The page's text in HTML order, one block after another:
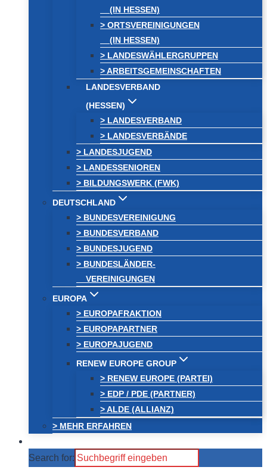
(IN HESSEN)
> ORTSVEREINIGUNGEN
(IN HESSEN)
> LANDESWÄHLERGRUPPEN
> ARBEITSGEMEINSCHAFTEN
LANDESVERBAND
(HESSEN)
> LANDESVERBAND
> LANDESVERBÄNDE
> LANDESJUGEND
> LANDESSENIOREN
> BILDUNGSWERK (FWK)
DEUTSCHLAND
> BUNDESVEREINIGUNG
> BUNDESVERBAND
> BUNDESJUGEND
> BUNDESLÄNDER-
VEREINIGUNGEN
EUROPA
> EUROPAFRAKTION
> EUROPAPARTNER
> EUROPAJUGEND
RENEW EUROPE GROUP
> RENEW EUROPE (PARTEI)
> EDP / PDE (PARTNER)
> ALDE (ALLIANZ)
> MEHR ERFAHREN
Search for: